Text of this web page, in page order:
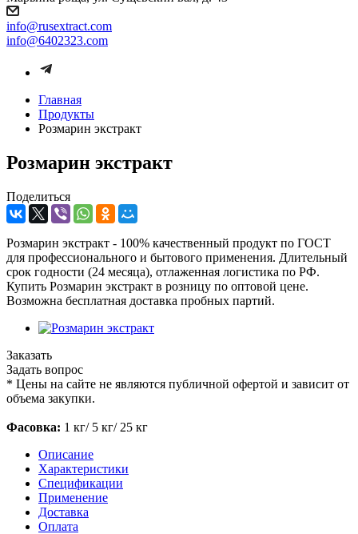
info@rusextract.com
info@6402323.com
Главная
Продукты
Розмарин экстракт
Розмарин экстракт
Поделиться
Розмарин экстракт - 100% качественный продукт по ГОСТ
для профессионального и бытового применения. Длительный
срок годности (24 месяца), отлаженная логистика по РФ.
Купить Розмарин экстракт в розницу по оптовой цене.
Возможна бесплатная доставка пробных партий.
Заказать
Задать вопрос
* Цены на сайте не являются публичной офертой и зависит от
объема закупки.
Фасовка: 1 кг/ 5 кг/ 25 кг
Описание
Характеристики
Спецификации
Применение
Доставка
Оплата